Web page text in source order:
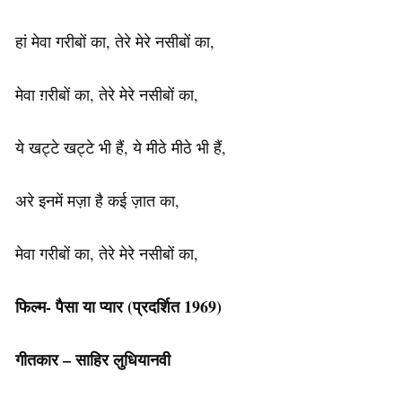
हां मेवा गरीबों का, तेरे मेरे नसीबों का,
मेवा ग़रीबों का, तेरे मेरे नसीबों का,
ये खट्टे खट्टे भी हैं, ये मीठे मीठे भी हैं,
अरे इनमें मज़ा है कई ज़ात का,
मेवा गरीबों का, तेरे मेरे नसीबों का,
फिल्म- पैसा या प्यार (प्रदर्शित 1969)
गीतकार – साहिर लुधियानवी